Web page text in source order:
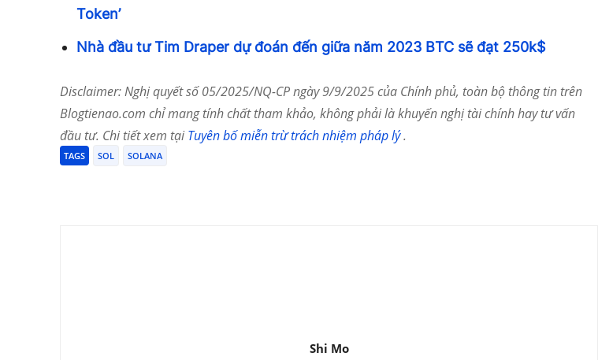
Token’
Nhà đầu tư Tim Draper dự đoán đến giữa năm 2023 BTC sẽ đạt 250k$
Disclaimer: Nghị quyết số 05/2025/NQ-CP ngày 9/9/2025 của Chính phủ, toàn bộ thông tin trên
Blogtienao.com chỉ mang tính chất tham khảo, không phải là khuyến nghị tài chính hay tư vấn
đầu tư. Chi tiết xem tạiTuyên bố miễn trừ trách nhiệm pháp lý.
TAGS SOL SOLANA
Shi Mo